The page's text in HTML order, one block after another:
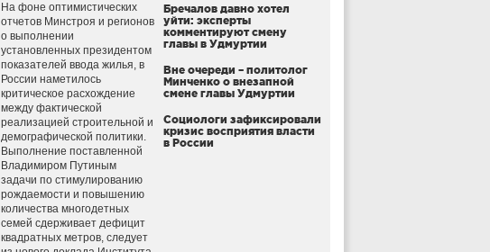
На фоне оптимистических
отчетов Минстроя и регионов
о выполнении
установленных президентом
показателей ввода жилья, в
России наметилось
критическое расхождение
между фактической
реализацией строительной и
демографической политики.
Выполнение поставленной
Владимиром Путиным
задачи по стимулированию
рождаемости и повышению
количества многодетных
семей сдерживает дефицит
квадратных метров, следует
Бречалов давно хотел
уйти: эксперты
комментируют смену
главы в Удмуртии
Вне очереди – политолог
Минченко о внезапной
смене главы Удмуртии
Социологи зафиксировали
кризис восприятия власти
в России